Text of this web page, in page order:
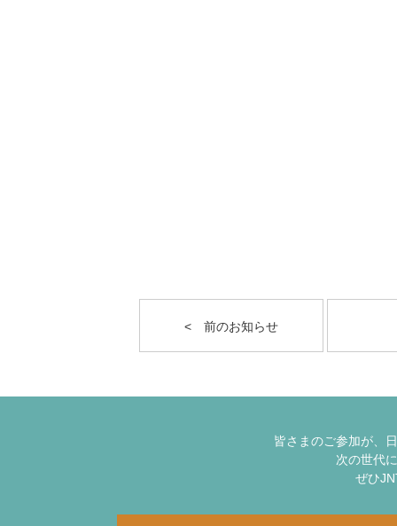
< 前のお知らせ
皆さまのご参加が、
次の世代
ぜひ